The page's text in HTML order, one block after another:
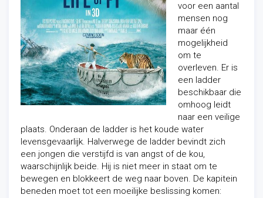
voor een aantal
mensen nog
maar één
mogelijkheid
om te
overleven. Er is
een ladder
beschikbaar die
omhoog leidt
naar een veilige
plaats. Onderaan de ladder is het koude water
levensgevaarlijk. Halverwege de ladder bevindt zich
een jongen die verstijfd is van angst of de kou,
waarschijnlijk beide. Hij is niet meer in staat om te
bewegen en blokkeert de weg naar boven. De kapitein
beneden moet tot een moeilijke beslissing komen: